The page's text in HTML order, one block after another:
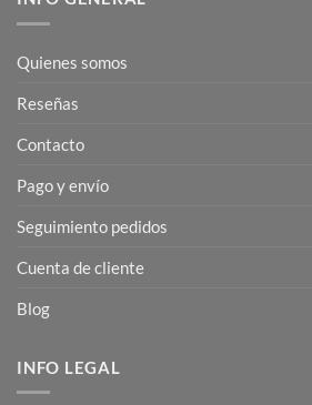
Quienes somos
Reseñas
Contacto
Pago y envío
Seguimiento pedidos
Cuenta de cliente
Blog
INFO LEGAL